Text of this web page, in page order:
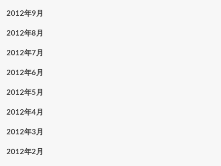
2012年9月
2012年8月
2012年7月
2012年6月
2012年5月
2012年4月
2012年3月
2012年2月